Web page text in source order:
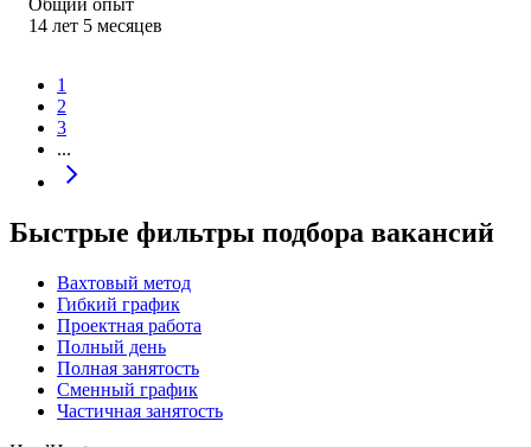
14 лет 5 месяцев
1
2
3
...
Быстрые фильтры подбора вакансий
Вахтовый метод
Гибкий график
Проектная работа
Полный день
Полная занятость
Сменный график
Частичная занятость